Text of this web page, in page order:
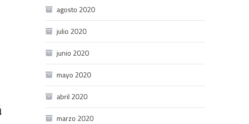
agosto 2020
julio 2020
junio 2020
mayo 2020
abril 2020
marzo 2020